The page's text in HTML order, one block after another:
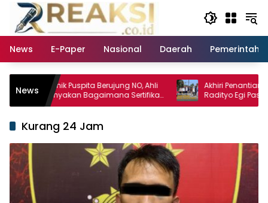
Langsung
konten
News
E-Paper Nasional Daerah
News
Klinik Puspita Berujung NO, Ahli
Pertanyakan Bagaimana Sertifikat
Unjuk Rasa Jadi Agunan
Akhiri Penantian 19
Radityo Egi Pastikan
Diperbaiki Tahun Ini
Kurang 24 Jam